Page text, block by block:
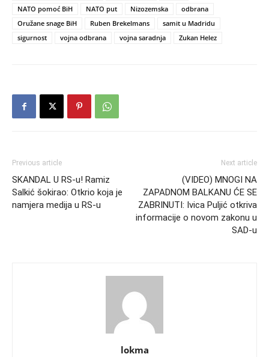
NATO pomoć BiH
NATO put Nizozemska
odbrana
Oružane snage BiH
Ruben Brekelmans
samit u Madridu
sigurnost
vojna odbrana vojna saradnja Zukan Helez
Previous article
SKANDAL U RS-u! Ramiz
Salkić šokirao: Otkrio koja je
namjera medija u RS-u
Next article
(VIDEO) MNOGI NA
ZAPADNOM BALKANU ĆE SE
ZABRINUTI: Ivica Puljić otkriva
informacije o novom zakonu u
SAD-u
lokma